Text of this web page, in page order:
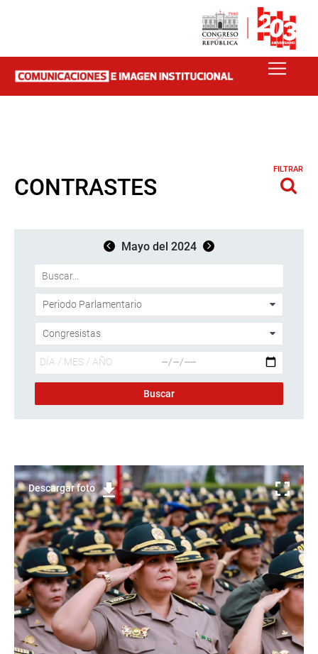
CONTRASTES
FILTRAR
Mayo del 2024
Descargar foto